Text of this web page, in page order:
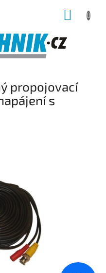
propojovací
s